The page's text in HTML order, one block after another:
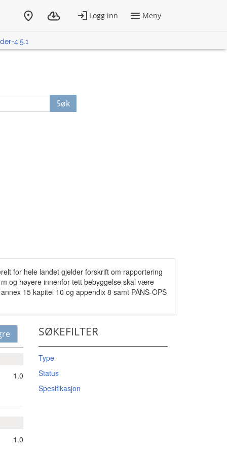
4.5.1
Søk
for hele landet gjelder forskrift om rapportering
og høyere innenfor tett bebyggelse skal være
15 kapitel 10 og appendix 8 samt PANS-OPS
1.0
1.0
SØKEFILTER
Type
Status
Spesifikasjon